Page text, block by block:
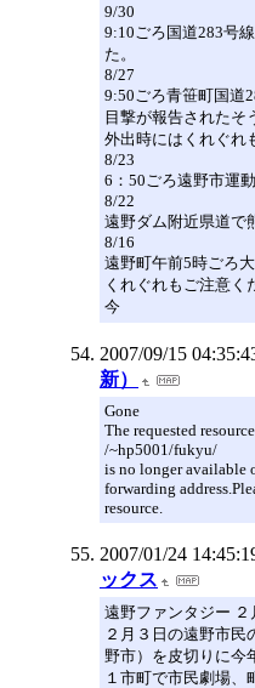
9/30
9:10ごろ国道283号
た。
8/27
9:50ごろ青笹町国道
目撃が報告されたそ
外出時にはくれぐれ
8/23
6：50ごろ遠野市運
8/22
遠野ダム附近県道で
8/16
遠野町午前5時ごろ
くれぐれもご注意く
今
2007/09/15
新）
Gone
The requested resource
/~hp5001/fukyu/
is no longer available
forwarding
resource.
2007/01/24
ックス
遠野ファンタジー ２
２月３日の遠野市民
野市）を皮切りに今
１市町で市民劇場、